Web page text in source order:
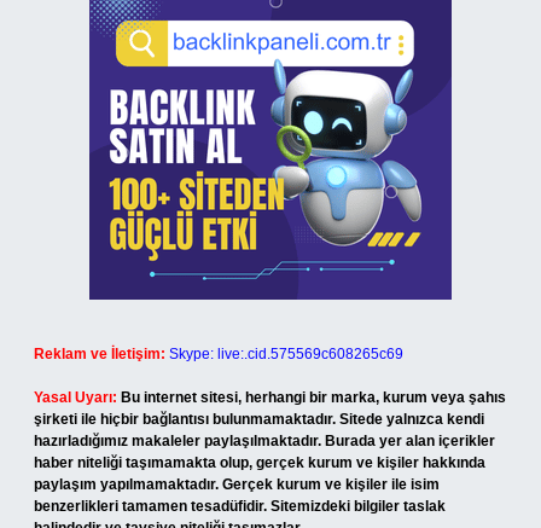
Reklam ve İletişim: Skype: live:.cid.575569c608265c69
Yasal Uyarı: Bu internet sitesi, herhangi bir marka, kurum veya şahıs
şirketi ile hiçbir bağlantısı bulunmamaktadır. Sitede yalnızca kendi
hazırladığımız makaleler paylaşılmaktadır. Burada yer alan içerikler
haber niteliği taşımamakta olup, gerçek kurum ve kişiler hakkında
paylaşım yapılmamaktadır. Gerçek kurum ve kişiler ile isim
benzerlikleri tamamen tesadüfidir. Sitemizdeki bilgiler taslak